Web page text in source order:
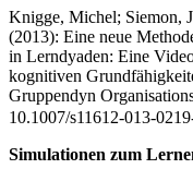
Knigge, Michel; Siemon,
(2013): Eine neue
in Lerndyaden: Eine
kognitiven
Gruppendyn
10.1007/s11612-013-
Simulationen zum